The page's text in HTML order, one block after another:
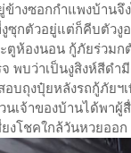
างซอกกำแพงบ้าน
ซุกตัวอยู่แต่ก็คีบตัวงู
ตูห้องนอน กู้ภัยร่วม
พบว่าเป็นงูสิงห์สีดำ
อบถุงปุ๋ยหลังรถกู้ภัยฯ
เจ้าของบ้านได้พาผู้
งโชคใกล้วันหวยออก